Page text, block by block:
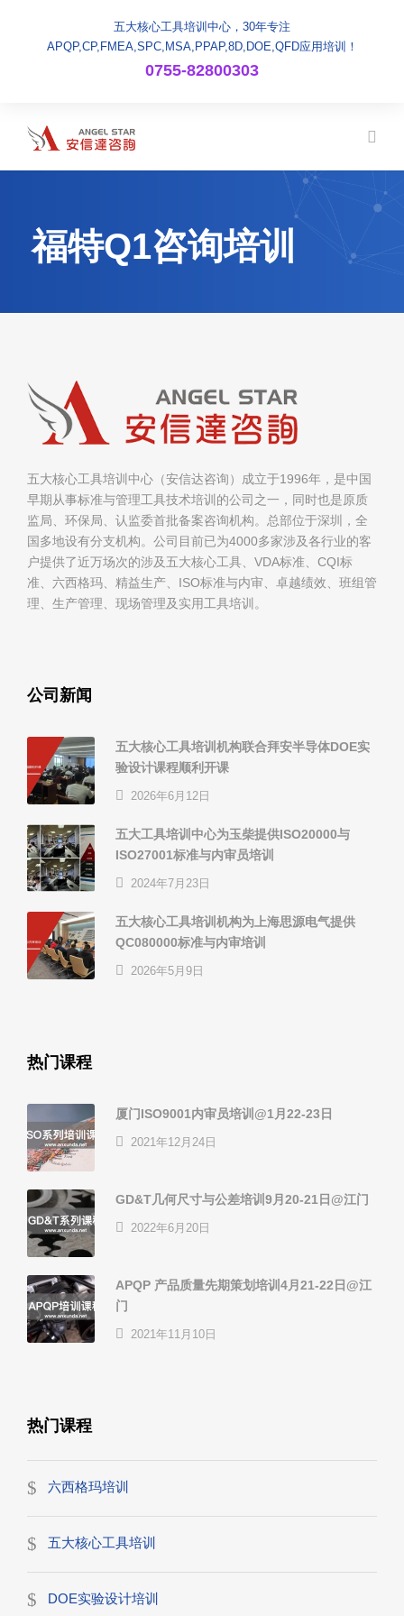
五大核心工具培训中心，30年专注
APQP,CP,FMEA,SPC,MSA,PPAP,8D,DOE,QFD应用培训！
0755-82800303
福特Q1咨询培训
五大核心工具培训中心（安信达咨询）成立于1996年，是中国
早期从事标准与管理工具技术培训的公司之一，同时也是原质
监局、环保局、认监委首批备案咨询机构。总部位于深圳，全
国多地设有分支机构。公司目前已为4000多家涉及各行业的客
户提供了近万场次的涉及五大核心工具、VDA标准、CQI标
准、六西格玛、精益生产、ISO标准与内审、卓越绩效、班组管
理、生产管理、现场管理及实用工具培训。
公司新闻
五大核心工具培训机构联合拜安半导体DOE实
验设计课程顺利开课
2026年6月12日
五大工具培训中心为玉柴提供ISO20000与
ISO27001标准与内审员培训
2024年7月23日
五大核心工具培训机构为上海思源电气提供
QC080000标准与内审培训
2026年5月9日
热门课程
厦门ISO9001内审员培训@1月22-23日
2021年12月24日
GD&T几何尺寸与公差培训9月20-21日@江门
2022年6月20日
APQP 产品质量先期策划培训4月21-22日@江
门
2021年11月10日
热门课程
六西格玛培训
五大核心工具培训
DOE实验设计培训